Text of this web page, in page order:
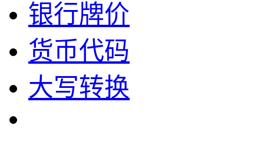
银行牌价
货币代码
大写转换